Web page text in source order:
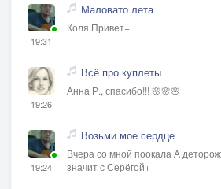
19:31
Маловато лета
Коля Привет+
19:26
Всё про куплеты
Анна Р., спасибо!!! 🌸🌸🌸
19:24
Возьми мое сердце
Вчера со мной поокала А
значит с Серёгой+